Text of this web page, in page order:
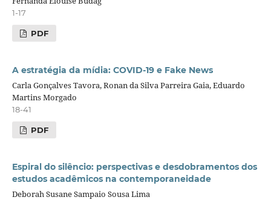
1-17
PDF
A estratégia da mídia: COVID-19 e Fake News
Carla Gonçalves Tavora, Ronan da Silva Parreira Gaia, Eduardo
Martins Morgado
18-41
PDF
Espiral do silêncio: perspectivas e desdobramentos dos
estudos acadêmicos na contemporaneidade
Deborah Susane Sampaio Sousa Lima